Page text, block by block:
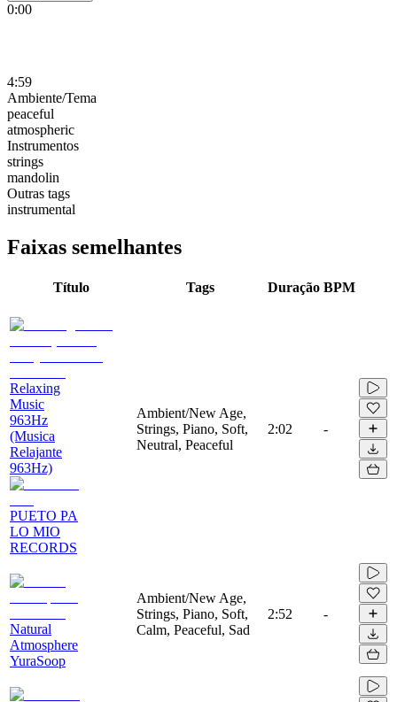
0:00
4:59
Ambiente/Tema
peaceful
atmospheric
Instrumentos
strings
mandolin
Outras tags
instrumental
Faixas semelhantes
Título Tags Duração BPM
Relaxing
Music
963Hz
(Musica
Relajante
963Hz)
PUETO PA
LO MIO
RECORDS
Ambient/New Age,
Strings, Piano, Soft,
Neutral, Peaceful
2:02 -
Natural
Atmosphere
YuraSoop
Ambient/New Age,
Strings, Piano, Soft,
Calm, Peaceful, Sad
2:52 -